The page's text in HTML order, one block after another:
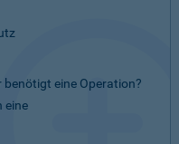
eine Operation?
eine